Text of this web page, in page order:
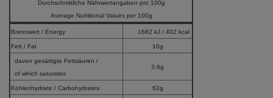
Durchschnittliche Nährwertangaben pro 100g
Average Nutritional Values per 100g
Brennwert / Energy 1682 kJ / 402 kcal
Fett / Fat 10g
davon gesättigte Fettsäuren /
of which saturates
3,6g
Kohlenhydrate / Carbohydrates 62g